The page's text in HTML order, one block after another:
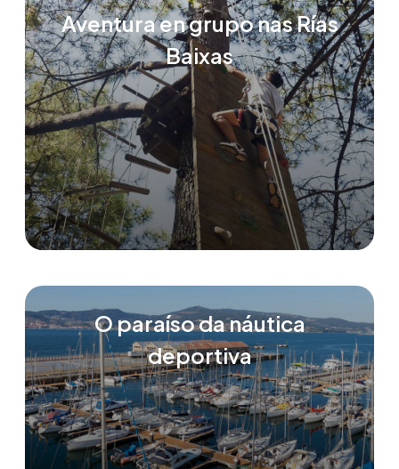
Aventura en grupo nas Rías
Baixas
O paraíso da náutica
deportiva